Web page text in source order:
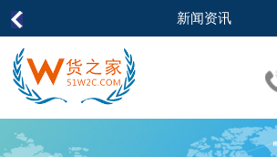
新闻资讯